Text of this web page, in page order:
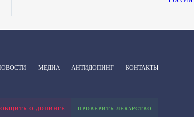
МЕДИА АНТИДОПИНГ КОНТАКТЫ
О ДОПИНГЕ ПРОВЕРИТЬ ЛЕКАРСТВО